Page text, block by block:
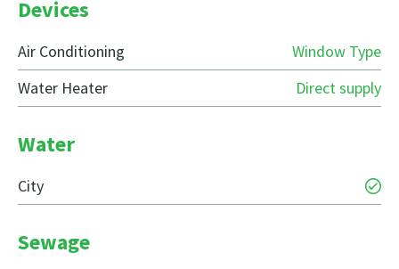
Devices
Air Conditioning
Window Type
Water Heater
Direct supply
Water
City
Sewage